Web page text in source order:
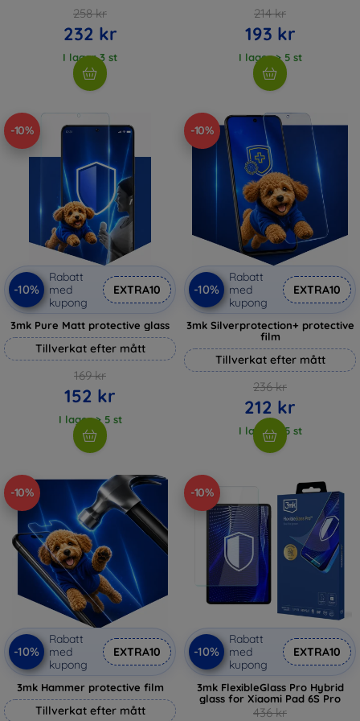
258 kr
232 kr
I lager 3 st
214 kr
193 kr
I lager > 5 st
-10%
-10%
Rabatt
med
kupong
EXTRA10
3mk Pure Matt protective glass
Tillverkat efter mått
169 kr
152 kr
I lager > 5 st
-10%
-10%
Rabatt
med
kupong
EXTRA10
3mk Silverprotection+ protective
film
Tillverkat efter mått
236 kr
212 kr
I lager > 5 st
-10%
-10%
Rabatt
med
kupong
EXTRA10
3mk Hammer protective film
Tillverkat efter mått
-10%
-10%
Rabatt
med
kupong
EXTRA10
3mk FlexibleGlass Pro Hybrid
glass for Xiaomi Pad 6S Pro
436 kr